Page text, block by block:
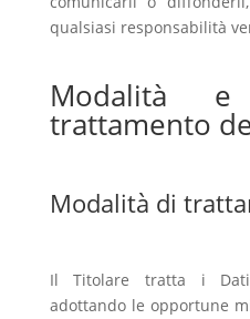
qualsiasi responsabilità
Modalità
trattamento
Modalità di
Il Titolare tratta i
adottando le opportune